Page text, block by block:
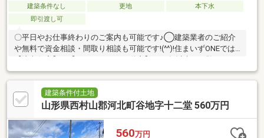
建築条件なし 更地
本下水
即引渡し可
〇平日やお仕事終わりのご案内も可能です♪◯建築業者のご紹介
や無料で資金相談・間取り相談も可能です!(^^)!住まいずONEでは
【注文住宅】や【リフォーム・不動産】で15年以上の経験のある
スタッフがお客様の住まい探しをお手伝いさせていただいており
ます。住まい購入はお客様にとって不安なことも多いはず…土地
のこと、建物のこと、住宅ローンのこと…何でも構いません！お
気軽にご相談下さい(^^♪
建築条件付土地
山形県西村山郡河北町谷地字十二堂 560万円
560万円